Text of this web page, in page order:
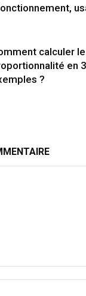
calculer
en
?